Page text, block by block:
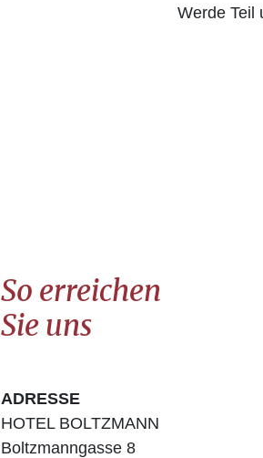
Werde Teil
So erreichen
Sie uns
ADRESSE
HOTEL BOLTZMANN
Boltzmanngasse 8